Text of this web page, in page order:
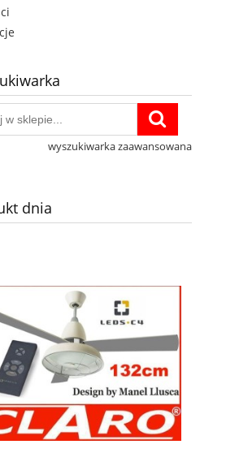
wyszukiwarka zaawansowana
dnia